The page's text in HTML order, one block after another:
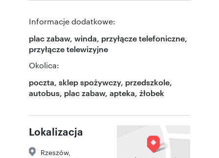
Informacje dodatkowe:
plac zabaw, winda, przyłącze telefoniczne,
przyłącze telewizyjne
Okolica:
poczta, sklep spożywczy, przedszkole,
autobus, plac zabaw, apteka, żłobek
Lokalizacja
Rzeszów,